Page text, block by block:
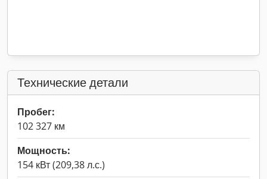
Технические детали
Пробег:
102 327 км
Мощность:
154 кВт (209,38 л.с.)